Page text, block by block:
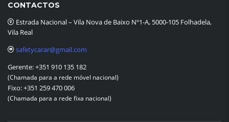
CONTACTOS
Estrada Nacional – Vila Nova de Baixo Nº1-A, 5000-105 Folhadela,
Vila Real
safetycarar@gmail.com
Gerente:+351 910 135 182
(Chamada para a rede móvel nacional)
Fixo:+351 259 470 006
(Chamada para a rede fixa nacional)